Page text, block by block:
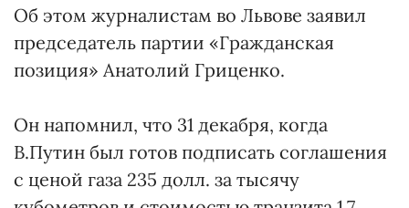
Об этом журналистам во Львове заявил
председатель партии «Гражданская
позиция» Анатолий Гриценко.
Он напомнил, что 31 декабря, когда
В.Путин был готов подписать соглашения
с ценой газа 235 долл. за тысячу